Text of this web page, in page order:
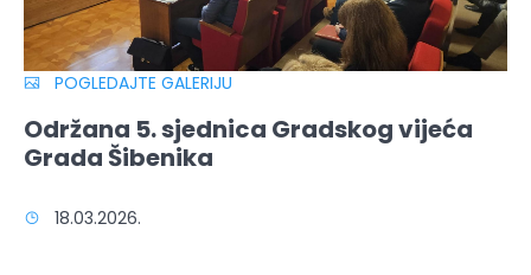
POGLEDAJTE GALERIJU
Održana 5. sjednica Gradskog vijeća
Grada Šibenika
18.03.2026.